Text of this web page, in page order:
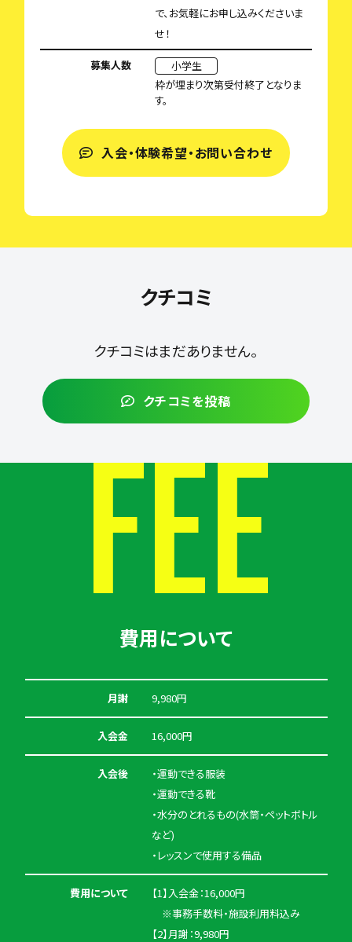
で、お気軽にお申し込みくださいま
せ！
募集人数
小学生
枠が埋まり次第受付終了となりま
す。
入会・体験希望・お問い合わせ
クチコミ
クチコミはまだありません。
クチコミを投稿
FEE
費用について
月謝 9,980円
入会金 16,000円
入会後
・運動できる服装
・運動できる靴
・水分のとれるもの(水筒・ペットボトル
など)
・レッスンで使用する備品
費用について
【1】入会金：16,000円
※事務手数料・施設利用料込み
【2】月謝：9,980円